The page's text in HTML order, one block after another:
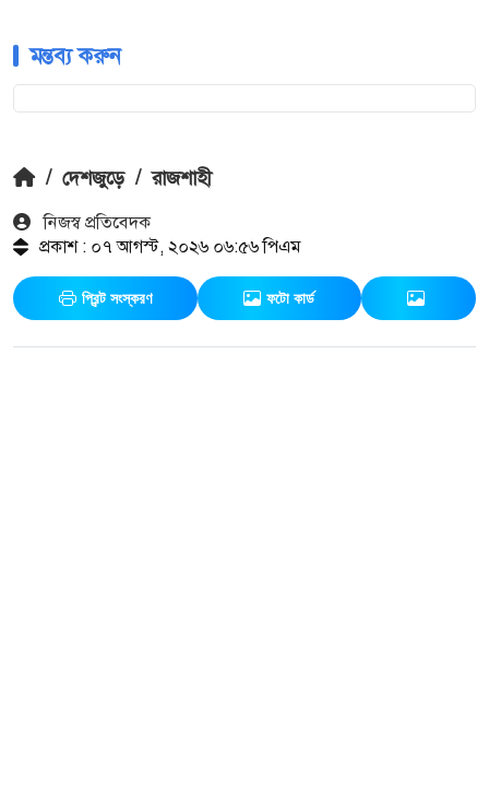
মন্তব্য করুন
/ দেশজুড়ে / রাজশাহী
নিজস্ব প্রতিবেদক
প্রকাশ : ০৭ আগস্ট, ২০২৬ ০৬:৫৬ পিএম
প্রিন্ট সংস্করণ ফটো কার্ড